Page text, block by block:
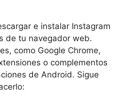
e⁢ instalar Instagram
de⁢ tu navegador web.
como Google ⁣Chrome,
o complementos
de Android. ‍Sigue